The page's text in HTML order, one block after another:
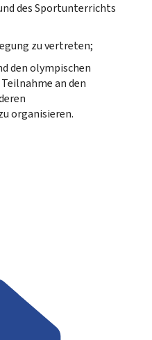
des Sportunterrichts
zu vertreten;
den olympischen
an den
organisieren.